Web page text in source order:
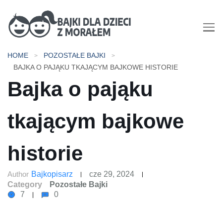
Bajki dla dzieci z morałem |
Bajki do czytania na dobranoc
HOME
POZOSTAŁE BAJKI
BAJKA O PAJĄKU TKAJĄCYM BAJKOWE HISTORIE
Bajka o pająku
tkającym bajkowe
historie
Author Bajkopisarz
cze 29, 2024
Category
Pozostałe Bajki
7
0